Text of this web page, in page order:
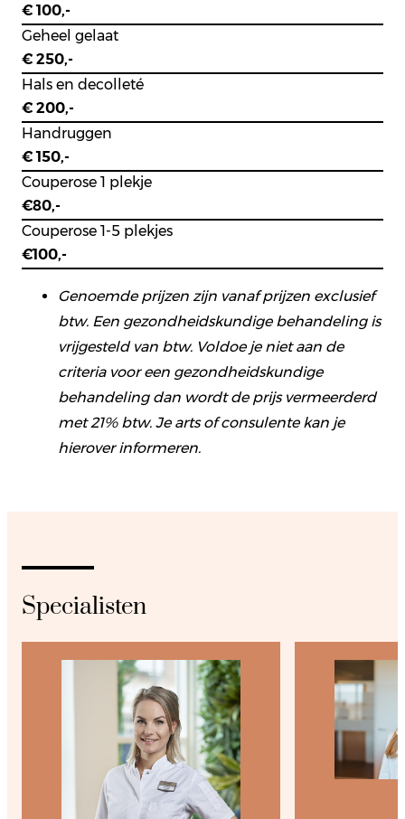
€ 100,-
Geheel gelaat
€ 250,-
Hals en decolleté
€ 200,-
Handruggen
€ 150,-
Couperose 1 plekje
€80,-
Couperose 1-5 plekjes
€100,-
Genoemde prijzen zijn vanaf prijzen exclusief
btw. Een gezondheidskundige behandeling is
vrijgesteld van btw. Voldoe je niet aan de
criteria voor een gezondheidskundige
behandeling dan wordt de prijs vermeerderd
met 21% btw. Je arts of consulente kan je
hierover informeren.
Specialisten